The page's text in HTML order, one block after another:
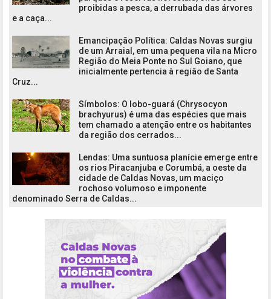
proibidas a pesca, a derrubada das árvores
e a caça...
Emancipação Política: Caldas Novas surgiu
de um Arraial, em uma pequena vila na Micro
Região do Meia Ponte no Sul Goiano, que
inicialmente pertencia à região de Santa
Cruz...
Símbolos: O lobo-guará (Chrysocyon
brachyurus) é uma das espécies que mais
tem chamado a atenção entre os habitantes
da região dos cerrados...
Lendas: Uma suntuosa planície emerge entre
os rios Piracanjuba e Corumbá, a oeste da
cidade de Caldas Novas, um maciço
rochoso volumoso e imponente
denominado Serra de Caldas...